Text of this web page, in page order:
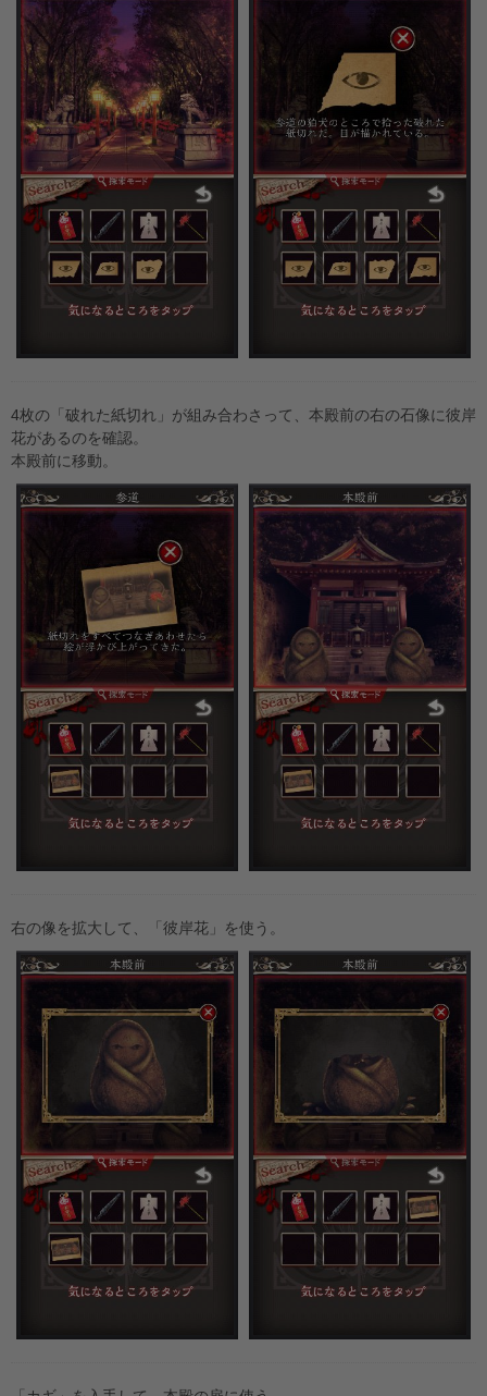
4枚の「破れた紙切れ」が組み合わさって、本殿前の右の石像に彼岸
花があるのを確認。
本殿前に移動。
右の像を拡大して、「彼岸花」を使う。